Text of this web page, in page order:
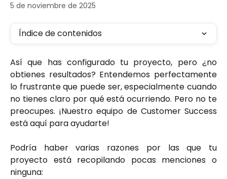
5 de noviembre de 2025
Índice de contenidos
Así que has configurado tu proyecto, pero ¿no
obtienes resultados? Entendemos perfectamente
lo frustrante que puede ser, especialmente cuando
no tienes claro por qué está ocurriendo. Pero no te
preocupes. ¡Nuestro equipo de Customer Success
está aquí para ayudarte!
Podría haber varias razones por las que tu
proyecto está recopilando pocas menciones o
ninguna: